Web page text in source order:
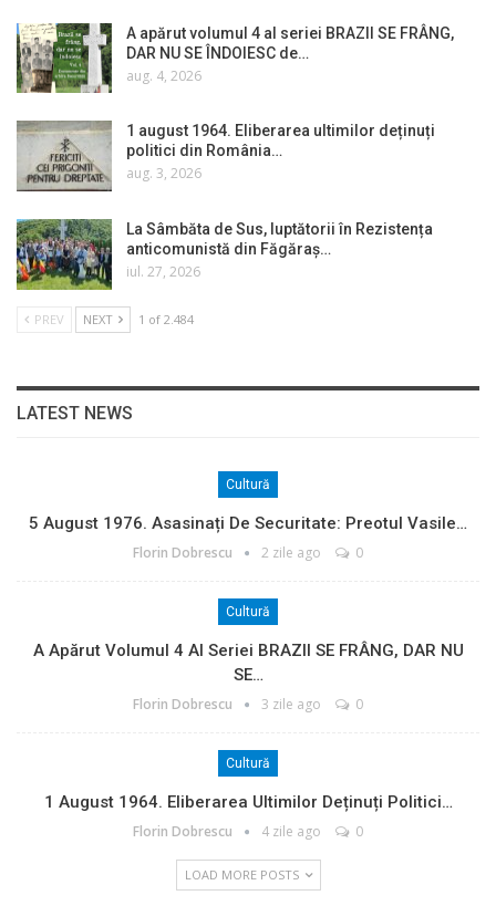
A apărut volumul 4 al seriei BRAZII SE FRÂNG,
DAR NU SE ÎNDOIESC de…
aug. 4, 2026
1 august 1964. Eliberarea ultimilor deținuți
politici din România…
aug. 3, 2026
La Sâmbăta de Sus, luptătorii în Rezistența
anticomunistă din Făgăraș…
iul. 27, 2026
PREV NEXT 1 of 2.484
LATEST NEWS
Cultură
5 August 1976. Asasinați De Securitate: Preotul Vasile…
Florin Dobrescu 2 zile ago 0
Cultură
A Apărut Volumul 4 Al Seriei BRAZII SE FRÂNG, DAR NU
SE…
Florin Dobrescu 3 zile ago 0
Cultură
1 August 1964. Eliberarea Ultimilor Deținuți Politici…
Florin Dobrescu 4 zile ago 0
LOAD MORE POSTS